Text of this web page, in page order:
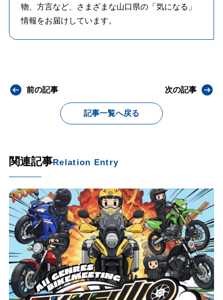
物、方言など、さまざまな山口県の「気になる」
情報をお届けしています。
前の記事
記事一覧へ戻る
次の記事
関連記事Relation Entry